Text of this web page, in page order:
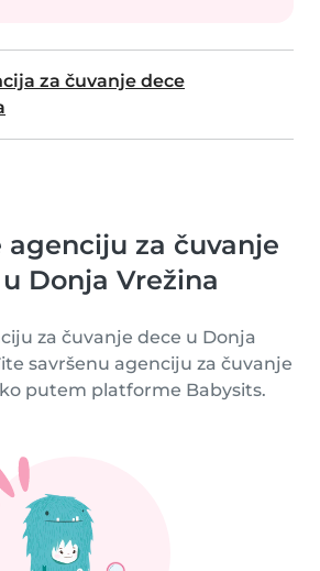
za čuvanje dece
agenciju za čuvanje
Donja Vrežina
za čuvanje dece u Donja
savršenu agenciju za čuvanje
putem platforme Babysits.